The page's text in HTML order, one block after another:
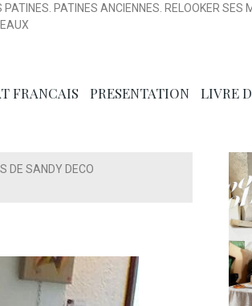
PATINES ANCIENNES. RELOOKER SES
FRANCAIS PRESENTATION LIVRE
DE SANDY DECO